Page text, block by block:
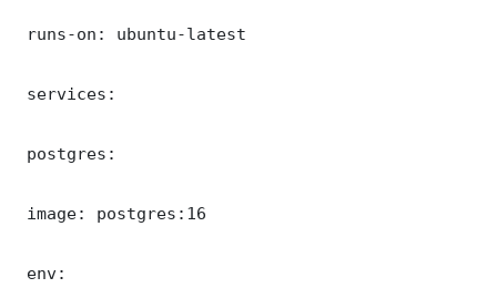
runs-on: ubuntu-latest
services:
postgres:
image: postgres:16
env: